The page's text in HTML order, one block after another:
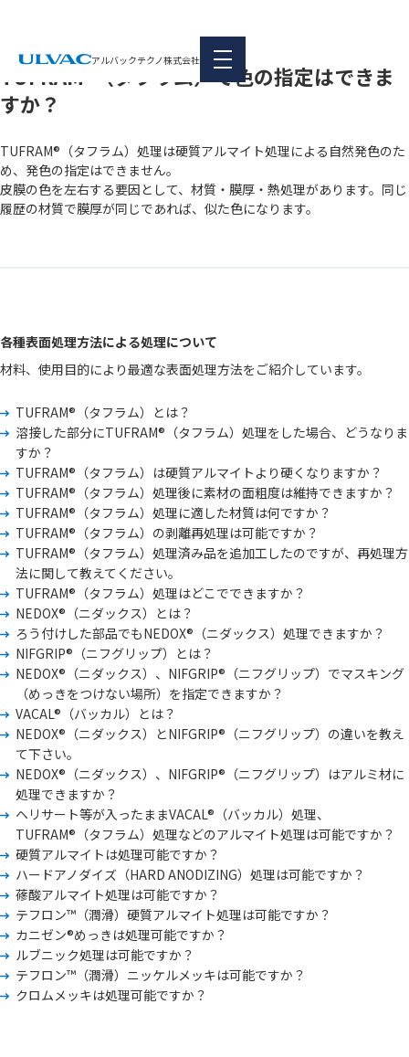
アルバックテクノ株式会社
各種表面処理方法による処理について
TUFRAM®（タフラム）で色の指定はできま
すか？
TUFRAM®（タフラム）処理は硬質アルマイト処理による自然発色のた
め、発色の指定はできません。
皮膜の色を左右する要因として、材質・膜厚・熱処理があります。同じ
履歴の材質で膜厚が同じであれば、似た色になります。
各種表面処理方法による処理について
材料、使用目的により最適な表面処理方法をご紹介しています。
TUFRAM®（タフラム）とは？
溶接した部分にTUFRAM®（タフラム）処理をした場合、どうなりま
すか？
TUFRAM®（タフラム）は硬質アルマイトより硬くなりますか？
TUFRAM®（タフラム）処理後に素材の面粗度は維持できますか？
TUFRAM®（タフラム）処理に適した材質は何ですか？
TUFRAM®（タフラム）の剥離再処理は可能ですか？
TUFRAM®（タフラム）処理済み品を追加工したのですが、再処理方
法に関して教えてください。
TUFRAM®（タフラム）処理はどこでできますか？
NEDOX®（ニダックス）とは？
ろう付けした部品でもNEDOX®（ニダックス）処理できますか？
NIFGRIP®（ニフグリップ）とは？
NEDOX®（ニダックス）、NIFGRIP®（ニフグリップ）でマスキング
（めっきをつけない場所）を指定できますか？
VACAL®（バッカル）とは？
NEDOX®（ニダックス）とNIFGRIP®（ニフグリップ）の違いを教え
て下さい。
NEDOX®（ニダックス）、NIFGRIP®（ニフグリップ）はアルミ材に
処理できますか？
ヘリサート等が入ったままVACAL®（バッカル）処理、
TUFRAM®（タフラム）処理などのアルマイト処理は可能ですか？
硬質アルマイトは処理可能ですか？
ハードアノダイズ（HARD ANODIZING）処理は可能ですか？
蓚酸アルマイト処理は可能ですか？
テフロン™（潤滑）硬質アルマイト処理は可能ですか？
カニゼン®めっきは処理可能ですか？
ルブニック処理は可能ですか？
テフロン™（潤滑）ニッケルメッキは可能ですか？
クロムメッキは処理可能ですか？